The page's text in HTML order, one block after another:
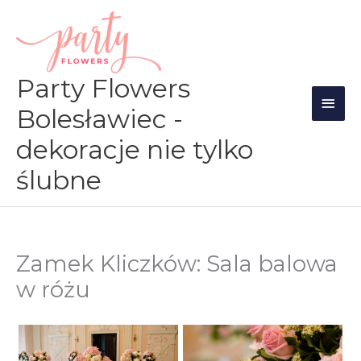
treści
Party Flowers
Bolesławiec -
dekoracje nie tylko
ślubne
Zamek Kliczków: Sala balowa
w różu